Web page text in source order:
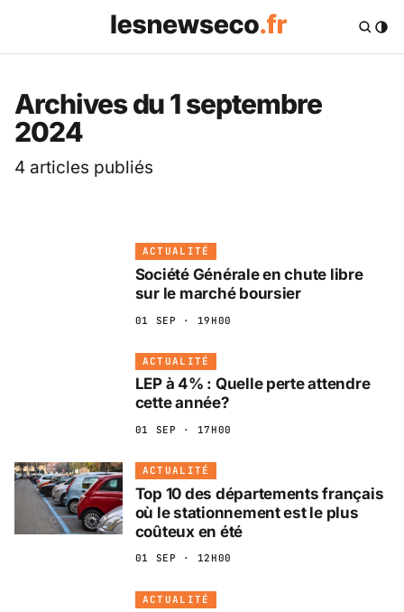
Les News Eco .fr —
Archives du 1 septembre
2024
4 articles publiés
ACTUALITÉ
Société Générale en chute libre
sur le marché boursier
01 SEP · 19H00
ACTUALITÉ
LEP à 4% : Quelle perte attendre
cette année?
01 SEP · 17H00
ACTUALITÉ
Top 10 des départements français
où le stationnement est le plus
coûteux en été
01 SEP · 12H00
ACTUALITÉ